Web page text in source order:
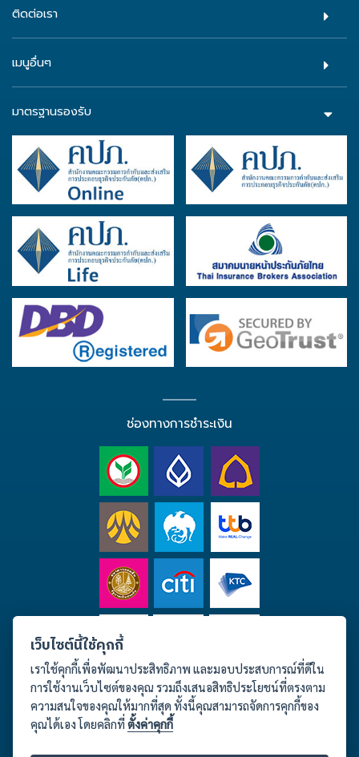
ติดต่อเรา
เมนูอื่นๆ
มาตรฐานรองรับ
ช่องทางการชำระเงิน
เว็บไซต์นี้ใช้คุกกี้
เราใช้คุกกี้เพื่อพัฒนาประสิทธิภาพ และมอบประสบการณ์ที่ดีใน
การใช้งานเว็บไซต์ของคุณ รวมถึงเสนอสิทธิประโยชน์ที่ตรงตาม
ความสนใจของคุณให้มากที่สุด ทั้งนี้คุณสามารถจัดการคุกกี้ของ
คุณได้เอง โดยคลิกที่ตั้งค่าคุกกี้